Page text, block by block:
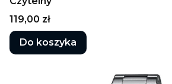
Cena
119,00 zł
Do koszyka